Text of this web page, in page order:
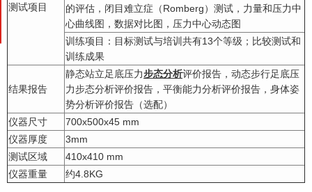
测试项目
的评估，闭目难立症（Romberg）测试，力量和压力中
心曲线图，数据对比图，压力中心动态图
训练项目：目标测试与培训共有13个等级；比较测试和
训练成果
结果报告
静态站立足底压力步态分析评价报告，动态步行足底压
力步态分析评价报告，平衡能力分析评价报告，身体姿
势分析评价报告（选配）
仪器尺寸
700x500x45 mm
仪器厚度
3mm
测试区域
410x410 mm
仪器重量
约4.8KG